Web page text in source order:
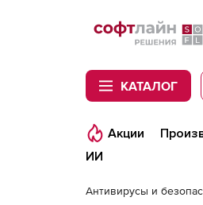
Softline
КАТАЛОГ
Акции
ИИ
Антивирусы и